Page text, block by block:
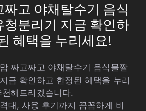
고 야채탈수기 음식
청분리기 지금 확인하
혜택을 누리세요!
짜고짜고 야채탈수기 음식물짤
금 확인하고 한정된 혜택을 누리
해드리겠습니다.
대, 사용 후기까지 꼼꼼하게 비